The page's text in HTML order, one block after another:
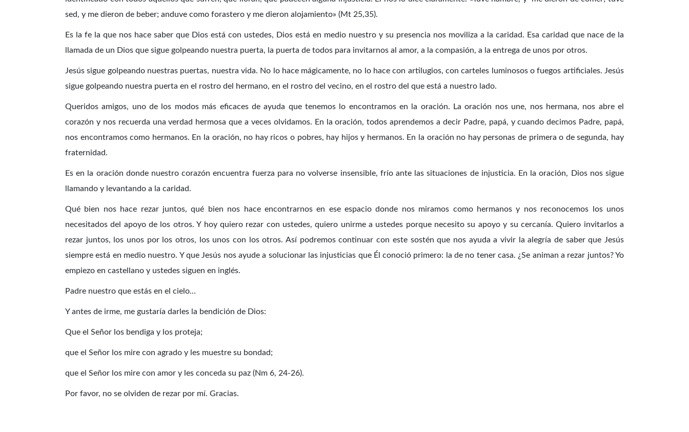
sed, y me dieron de beber; anduve como forastero y me dieron alojamiento» (Mt 25,35).
Es la fe la que nos hace saber que Dios está con ustedes, Dios está en medio nuestro y su presencia nos moviliza a la caridad. Esa caridad que nace de la
llamada de un Dios que sigue golpeando nuestra puerta, la puerta de todos para invitarnos al amor, a la compasión, a la entrega de unos por otros.
Jesús sigue golpeando nuestras puertas, nuestra vida. No lo hace mágicamente, no lo hace con artilugios, con carteles luminosos o fuegos artificiales. Jesús
sigue golpeando nuestra puerta en el rostro del hermano, en el rostro del vecino, en el rostro del que está a nuestro lado.
Queridos amigos, uno de los modos más eficaces de ayuda que tenemos lo encontramos en la oración. La oración nos une, nos hermana, nos abre el
corazón y nos recuerda una verdad hermosa que a veces olvidamos. En la oración, todos aprendemos a decir Padre, papá, y cuando decimos Padre, papá,
nos encontramos como hermanos. En la oración, no hay ricos o pobres, hay hijos y hermanos. En la oración no hay personas de primera o de segunda, hay
fraternidad.
Es en la oración donde nuestro corazón encuentra fuerza para no volverse insensible, frío ante las situaciones de injusticia. En la oración, Dios nos sigue
llamando y levantando a la caridad.
Qué bien nos hace rezar juntos, qué bien nos hace encontrarnos en ese espacio donde nos miramos como hermanos y nos reconocemos los unos
necesitados del apoyo de los otros. Y hoy quiero rezar con ustedes, quiero unirme a ustedes porque necesito su apoyo y su cercanía. Quiero invitarlos a
rezar juntos, los unos por los otros, los unos con los otros. Así podremos continuar con este sostén que nos ayuda a vivir la alegría de saber que Jesús
siempre está en medio nuestro. Y que Jesús nos ayude a solucionar las injusticias que Él conoció primero: la de no tener casa. ¿Se animan a rezar juntos? Yo
empiezo en castellano y ustedes siguen en inglés.
Padre nuestro que estás en el cielo…
Y antes de irme, me gustaría darles la bendición de Dios:
Que el Señor los bendiga y los proteja;
que el Señor los mire con agrado y les muestre su bondad;
que el Señor los mire con amor y les conceda su paz (Nm 6, 24-26).
Por favor, no se olviden de rezar por mí. Gracias.